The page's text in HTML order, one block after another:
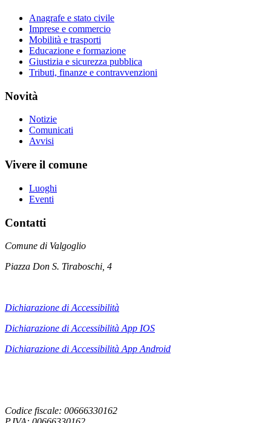
Anagrafe e stato civile
Imprese e commercio
Mobilità e trasporti
Educazione e formazione
Giustizia e sicurezza pubblica
Tributi, finanze e contravvenzioni
Novità
Notizie
Comunicati
Avvisi
Vivere il comune
Luoghi
Eventi
Contatti
Comune di Valgoglio
Piazza Don S. Tiraboschi, 4
Dichiarazione di Accessibilità
Dichiarazione di Accessibilità App IOS
Dichiarazione di Accessibilità App Android
Codice fiscale: 00666330162